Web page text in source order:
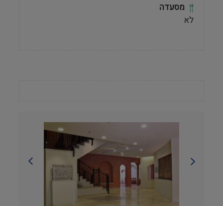
מסעדה
לא